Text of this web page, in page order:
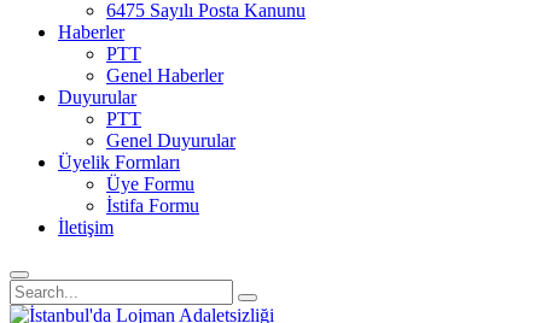
6475 Sayılı Posta Kanunu
Haberler
PTT
Genel Haberler
Duyurular
PTT
Genel Duyurular
Üyelik Formları
Üye Formu
İstifa Formu
İletişim